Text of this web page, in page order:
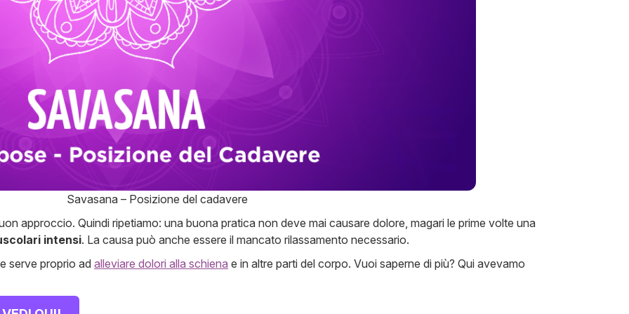
Savasana – Posizione del cadavere
approccio. Quindi ripetiamo: una buona pratica non deve mai causare dolore, magari le prime volte una
intensi. La causa può anche essere il mancato rilassamento necessario.
serve proprio ad alleviare dolori alla schiena e in altre parti del corpo. Vuoi saperne di più? Qui avevamo